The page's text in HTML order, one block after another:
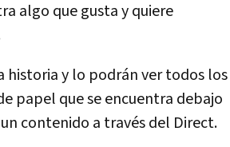
algo que gusta y quiere
historia y lo podrán ver todos los
papel que se encuentra debajo
contenido a través del Direct.